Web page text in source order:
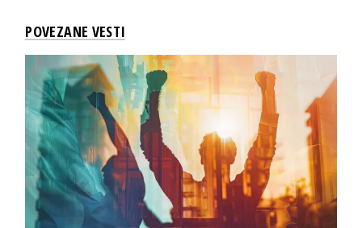
POVEZANE VESTI